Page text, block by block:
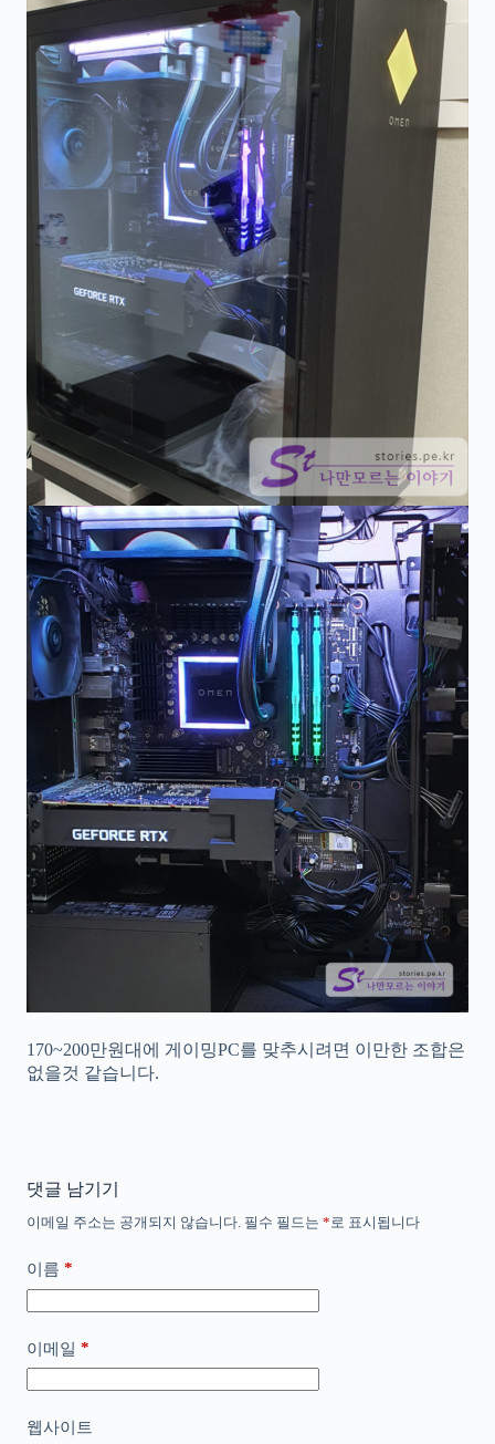
170~200만원대에 게이밍PC를 맞추시려면 이만한 조합은
없을것 같습니다.
댓글 남기기
이메일 주소는 공개되지 않습니다. 필수 필드는 *로 표시됩니다
이름 *
이메일 *
웹사이트